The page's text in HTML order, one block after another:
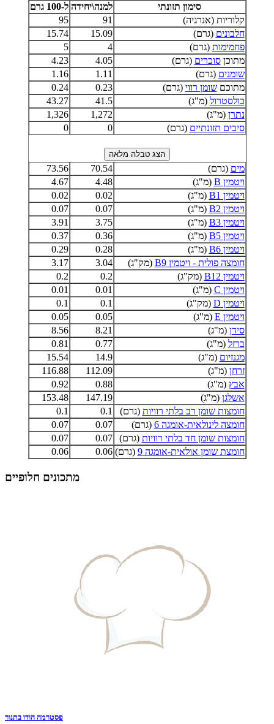
סימון תזונתי למנה\יחידה ל-100 גרם
קלוריות (אנרגיה)
91
95
חלבונים (גרם) 15.09
15.74
פחמימות (גרם) 4
5
מתוכןסוכרים (גרם) 4.05
4.23
שומנים (גרם) 1.11
1.16
מתוכםשומן רווי (גרם) 0.23
0.24
כולסטרול (מ"ג) 41.5
43.27
נתרן (מ"ג) 1,272
1,326
סיבים תזונתיים (גרם) 0
0
מים (גרם) 70.54
73.56
ויטמין B
(מ"ג) 4.48
4.67
ויטמין B1
(מ"ג) 0.02
0.02
ויטמין B2
(מ"ג) 0.07
0.07
ויטמין B3
(מ"ג) 3.75
3.91
ויטמין B5
(מ"ג) 0.36
0.37
ויטמין B6
(מ"ג) 0.28
0.29
חומצה פולית - ויטמין B9
(מק"ג) 3.04
3.17
ויטמין B12
(מק"ג) 0.2
0.2
ויטמין C
(מ"ג) 0.01
0.01
ויטמין D
(מק"ג) 0.1
0.1
ויטמין E
(מ"ג) 0.05
0.05
סידן (מ"ג) 8.21
8.56
ברזל (מ"ג) 0.77
0.81
מגנזיום (מ"ג) 14.9
15.54
זרחן (מ"ג) 112.09
116.88
אבץ (מ"ג) 0.88
0.92
אשלגן (מ"ג) 147.19
153.48
חומצות שומן רב בלתי רוויות (גרם) 0.1
0.1
חומצה לינולאית-אומגה 6
(גרם) 0.07
0.07
חומצות שומן חד בלתי רוויות (גרם) 0.07
0.07
חומצת שומן אולאית-אומגה 9
(גרם) 0.06
0.06
מתכונים חלופיים
פסטרמה הודו בתנור